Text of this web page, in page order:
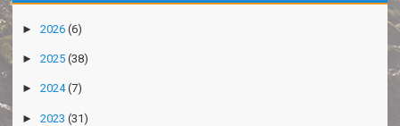
► 2026 (6)
► 2025 (38)
► 2024(7)
► 2023 (31)